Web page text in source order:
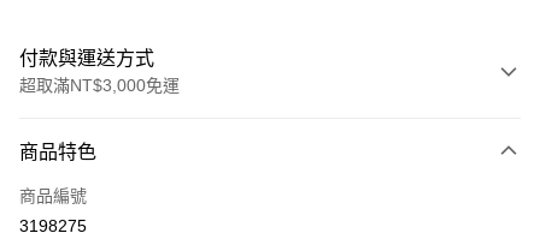
付款與運送方式
超取滿NT$3,000免運
信用卡一次付款
超商取貨付款
商品特色
商品編號
3198275